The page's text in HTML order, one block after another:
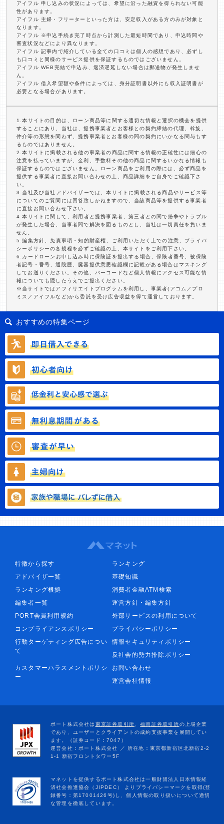
アイフル 申し込みの状況によっては、希望に沿った融資を得られない可能
性があります。
アイフル 主婦・フリーターといった方は、安定収入がある方のみが対象と
なります。
アイフル ※申込手続き完了時点から計測した最短時間であり、申込時間や
審査状況などにより異なります。
アイフル 記事内で紹介している全ての口コミは個人の感想であり、必ずし
も口コミと同様のサービス提供を保証するものではございません。
アイフル WEB完結で申込み、返済遅延しない場合は郵送物が発生しませ
ん。
アイフル 借入希望額や条件によっては、身分証明書以外にも収入証明書が
必要となる場合があります。
1.本サイトの目的は、ローン商品等に関する適切な情報と選択の機会を提供
することにあり、当社は、提携事業者とお客様との契約締結の代理、斡旋、
仲介等の形態を問わず、提携事業者とお客様の間の契約にいかなる関与もす
るものではありません。
2.本サイトに掲載される他の事業者の商品に関する情報の正確性には細心の
注意を払っていますが、金利、手数料その他の商品に関するいかなる情報も
保証するものではございません。ローン商品をご利用の際には、必ず商品を
提供する事業者に直接お問い合わせの上、商品詳細をご自身でご確認下さ
い。
3.当社及び当社アドバイザーでは、本サイトに掲載される商品やサービス等
についてのご質問には回答致しかねますので、当該商品等を提供する事業者
に直接お問い合わせ下さい。
4.本サイトに関して、利用者と提携事業者、第三者との間で紛争やトラブル
が発生した場合、当事者間で解決を図るものとし、当社は一切責任を負いま
せん。
5.編集方針、免責事項・知的財産権、ご利用いただく上での注意、プライバ
シーポリシーの各規程を必ずご確認の上、本サイトをご利用下さい。
6.カードローンお申し込み時に保険証を提出する場合、保険者番号、被保険
者記号・番号、通院歴、臓器提供意思確認欄に記載がある場合はマスキング
してお送りください。その他、バーコードなど個人情報にアクセス可能な情
報についても隠したうえでご提出ください。
※当サイトではアフィリエイトプログラムを利用し、事業者(アコム／プロ
ミス／アイフルなど)から委託を受け広告収益を得て運営しております。
おすすめの特集ページ
特徴から探す
ランキング
アドバイザ一覧
基礎知識
ランキング根拠
消費者金融ATM検索
編集者一覧
運営方針・編集方針
PORT会員利用規約
外部サービスの利用について
コンプライアンスポリシー
プライバシーポリシー
行動ターゲティング広告につい
て
情報セキュリティポリシー
反社会的勢力排除ポリシー
カスタマーハラスメントポリシ
ー
お問い合わせ
運営会社情報